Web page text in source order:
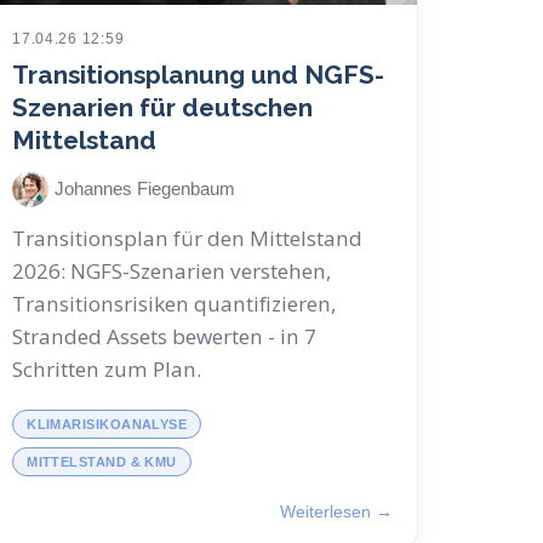
17.04.26 12:59
Transitionsplanung und NGFS-
Szenarien für deutschen
Mittelstand
Johannes Fiegenbaum
Transitionsplan für den Mittelstand
2026: NGFS-Szenarien verstehen,
Transitionsrisiken quantifizieren,
Stranded Assets bewerten - in 7
Schritten zum Plan.
KLIMARISIKOANALYSE
MITTELSTAND & KMU
Weiterlesen →